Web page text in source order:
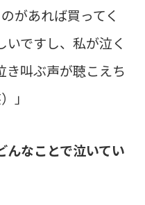
があれば買ってく
ですし、私が泣く
き叫ぶ声が聴こえち
」
んなことで泣いてい